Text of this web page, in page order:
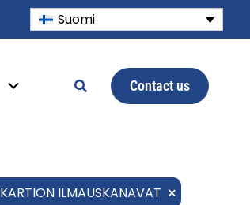
Suomi
Contact us
KARTION ILMAUSKANAVAT ×